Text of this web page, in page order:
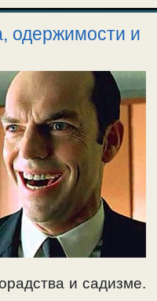
одержимости и
и садизме.